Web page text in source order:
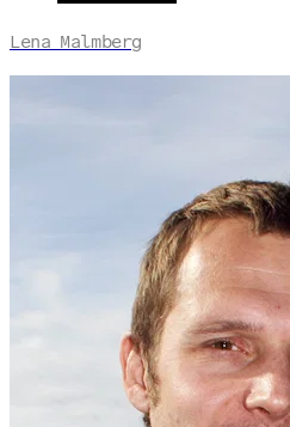
Lena Malmberg